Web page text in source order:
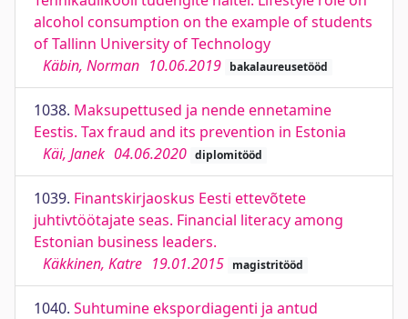
alcohol consumption on the example of students
of Tallinn University of Technology
Käbin, Norman 10.06.2019 bakalaureusetööd
1038. Maksupettused ja nende ennetamine
Eestis. Tax fraud and its prevention in Estonia
Käi, Janek 04.06.2020 diplomitööd
1039. Finantskirjaoskus Eesti ettevõtete
juhtivtöötajate seas. Financial literacy among
Estonian business leaders.
Käkkinen, Katre 19.01.2015 magistritööd
1040. Suhtumine ekspordiagenti ja antud